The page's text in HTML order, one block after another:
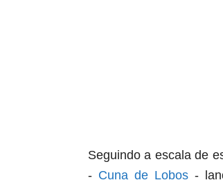
Seguindo a escala de
- Cuna de Lobos-